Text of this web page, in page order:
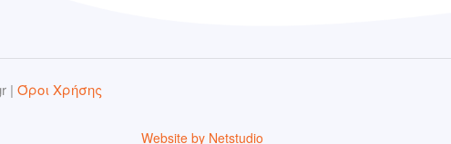
| Όροι Χρήσης
Website by Netstudio